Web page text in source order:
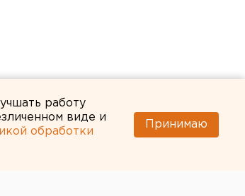
работу
виде и
обработки
Принимаю